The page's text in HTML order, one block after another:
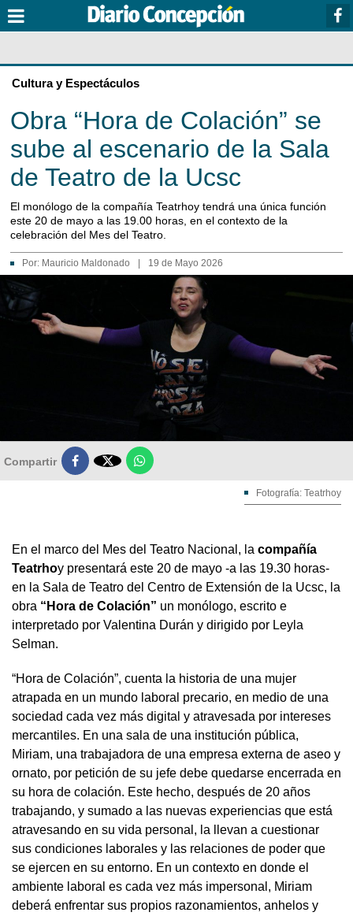
Cultura y Espectáculos
Obra “Hora de Colación” se
sube al escenario de la Sala
de Teatro de la Ucsc
El monólogo de la compañía Teatrhoy tendrá una única función
este 20 de mayo a las 19.00 horas, en el contexto de la
celebración del Mes del Teatro.
Por: Mauricio Maldonado 19 de Mayo 2026
Compartir 
Fotografía: Teatrhoy
En el marco del Mes del Teatro Nacional, la compañía
Teatrhoy presentará este 20 de mayo -a las 19.30 horas-
en la Sala de Teatro del Centro de Extensión de la Ucsc, la
obra “Hora de Colación” un monólogo, escrito e
interpretado por Valentina Durán y dirigido por Leyla
Selman.
“Hora de Colación”, cuenta la historia de una mujer
atrapada en un mundo laboral precario, en medio de una
sociedad cada vez más digital y atravesada por intereses
mercantiles. En una sala de una institución pública,
Miriam, una trabajadora de una empresa externa de aseo y
ornato, por petición de su jefe debe quedarse encerrada en
su hora de colación. Este hecho, después de 20 años
trabajando, y sumado a las nuevas experiencias que está
atravesando en su vida personal, la llevan a cuestionar
sus condiciones laborales y las relaciones de poder que
se ejercen en su entorno. En un contexto en donde el
ambiente laboral es cada vez más impersonal, Miriam
deberá enfrentar sus propios razonamientos, anhelos y